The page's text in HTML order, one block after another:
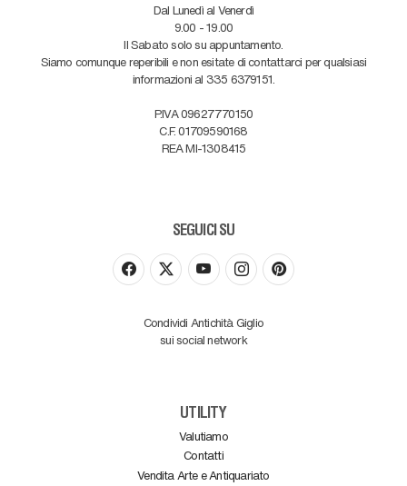
Dal Lunedì al Venerdì
9.00 - 19.00
Il Sabato solo su appuntamento.
Siamo comunque reperibili e non esitate di contattarci per qualsiasi
informazioni al 335 6379151.
P.IVA 09627770150
C.F. 01709590168
REA MI-1308415
SEGUICI SU
Condividi Antichità Giglio
sui social network
UTILITY
Valutiamo
Contatti
Vendita Arte e Antiquariato